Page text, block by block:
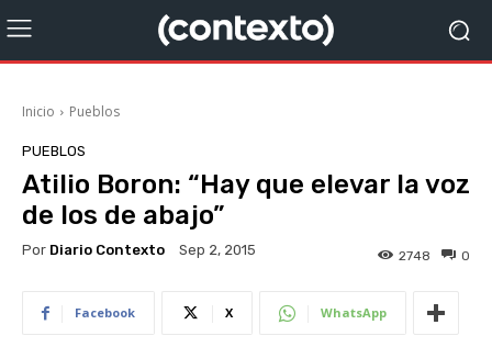
Inicio Pueblos
PUEBLOS
Atilio Boron: “Hay que elevar la voz
de los de abajo”
Por Diario Contexto Sep 2, 2015 0
2748
Facebook X WhatsApp